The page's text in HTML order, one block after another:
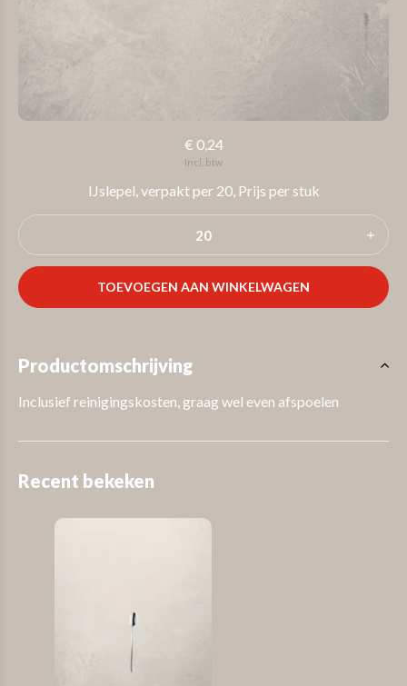
€ 0,24
Incl. btw
IJslepel, verpakt per 20, Prijs per stuk
TOEVOEGEN AAN WINKELWAGEN
Productomschrijving
Inclusief reinigingskosten, graag wel even afspoelen
Recent bekeken